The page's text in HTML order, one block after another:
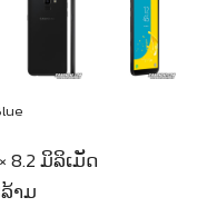
8.2 ມິລິເມັດ
າມ